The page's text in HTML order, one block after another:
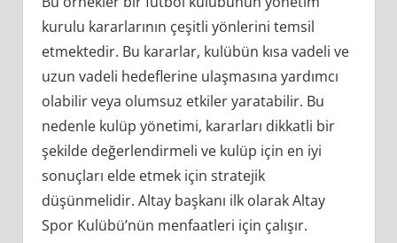
kurulu kararlarının çeşitli yönlerini temsil
etmektedir. Bu kararlar, kulübün kısa vadeli ve
uzun vadeli hedeflerine ulaşmasına yardımcı
olabilir veya olumsuz etkiler yaratabilir. Bu
nedenle kulüp yönetimi, kararları dikkatli bir
şekilde değerlendirmeli ve kulüp için en iyi
sonuçları elde etmek için stratejik
düşünmelidir. Altay başkanı ilk olarak Altay
Spor Kulübü’nün menfaatleri için çalışır.